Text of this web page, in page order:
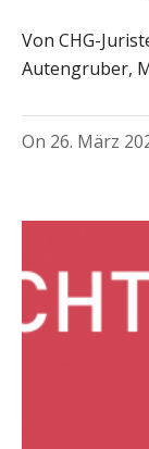
Von CHG-
Autengruber,
On 26. März